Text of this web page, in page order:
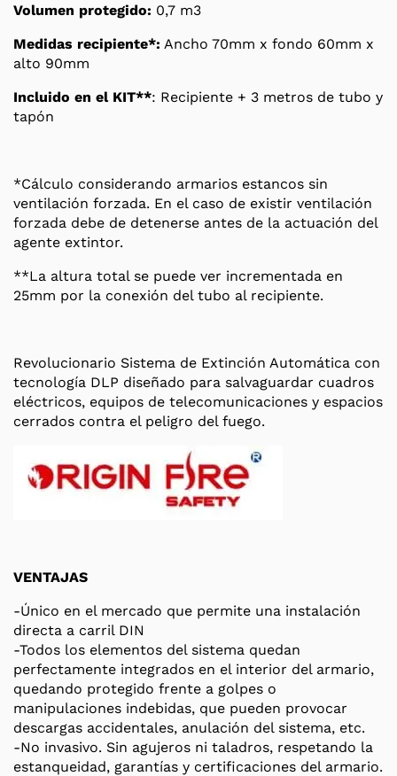
Volumen protegido: 0,7 m3
Medidas recipiente*: Ancho 70mm x fondo 60mm x
alto 90mm
Incluido en el KIT**: Recipiente + 3 metros de tubo y
tapón
*Cálculo considerando armarios estancos sin
ventilación forzada. En el caso de existir ventilación
forzada debe de detenerse antes de la actuación del
agente extintor.
**La altura total se puede ver incrementada en
25mm por la conexión del tubo al recipiente.
Revolucionario Sistema de Extinción Automática con
tecnología DLP diseñado para salvaguardar cuadros
eléctricos, equipos de telecomunicaciones y espacios
cerrados contra el peligro del fuego.
VENTAJAS
-Único en el mercado que permite una instalación
directa a carril DIN
-Todos los elementos del sistema quedan
perfectamente integrados en el interior del armario,
quedando protegido frente a golpes o
manipulaciones indebidas, que pueden provocar
descargas accidentales, anulación del sistema, etc.
-No invasivo. Sin agujeros ni taladros, respetando la
estanqueidad, garantías y certificaciones del armario.